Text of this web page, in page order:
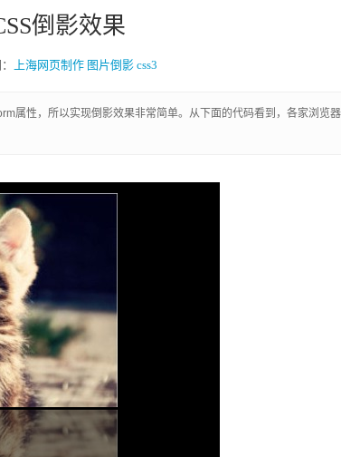
倒影效果
上海网页制作 图片倒影 css3
属性，所以实现倒影效果非常简单。从下面的代码看到，各家浏览器